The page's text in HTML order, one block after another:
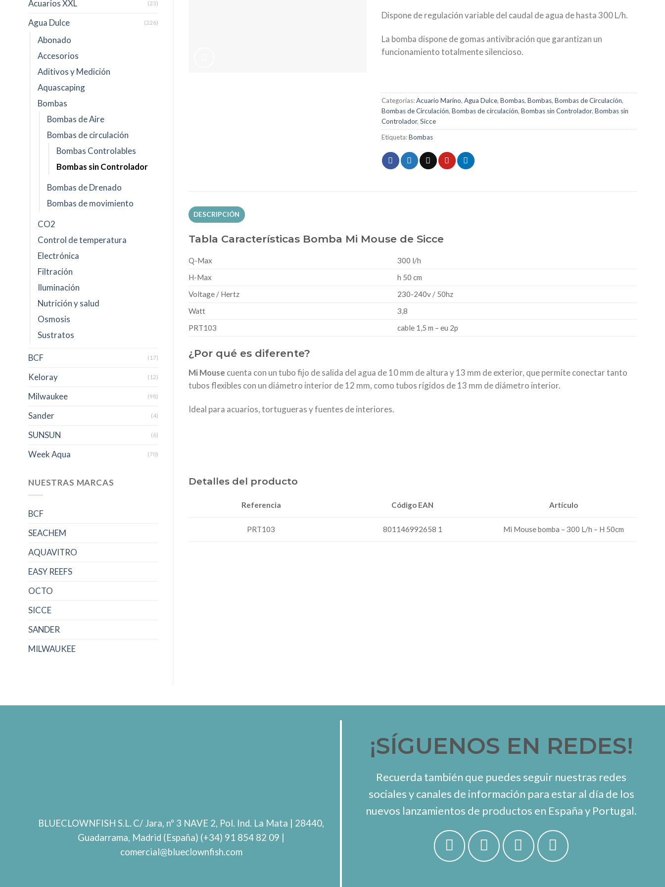
Acuarios XXL (23)
Agua Dulce (226)
Abonado
Accesorios
Aditivos y Medición
Aquascaping
Bombas
Bombas de Aire
Bombas de circulación
Bombas Controlables
Bombas sin Controlador
Bombas de Drenado
Bombas de movimiento
CO2
Control de temperatura
Electrónica
Filtración
Iluminación
Nutrición y salud
Osmosis
Sustratos
BCF (17)
Keloray (12)
Milwaukee (98)
Sander (4)
SUNSUN (6)
Week Aqua (70)
NUESTRAS MARCAS
BCF
SEACHEM
AQUAVITRO
EASY REEFS
OCTO
SICCE
SANDER
MILWAUKEE
Dispone de regulación variable del caudal de agua de hasta 300 L/h.
La bomba dispone de gomas antivibración que garantizan un
funcionamiento totalmente silencioso.
Categorías:Acuario Marino, Agua Dulce, Bombas, Bombas, Bombas de Circulación,
Bombas de Circulación, Bombas de circulación, Bombas sin Controlador, Bombas sin
Controlador, Sicce
Etiqueta:Bombas
DESCRIPCIÓN
Tabla Características Bomba Mi Mouse de Sicce
Q-Max
300 l/h
H-Max
h 50 cm
Voltage / Hertz
230-240v / 50hz
Watt
3,8
PRT103
cable 1,5 m – eu 2p
¿Por qué es diferente?
Mi Mouse cuenta con un tubo fijo de salida del agua de 10 mm de altura y 13 mm de exterior, que permite conectar tanto
tubos flexibles con un diámetro interior de 12 mm, como tubos rígidos de 13 mm de diámetro interior.
Ideal para acuarios, tortugueras y fuentes de interiores.
Detalles del producto
Referencia Código EAN Artículo
PRT103 801146992658 1 Mi Mouse bomba – 300 L/h – H 50cm
BLUECLOWNFISH S.L. C/ Jara, nº 3 NAVE 2, Pol. Ind. La Mata | 28440,
Guadarrama, Madrid (España) (+34) 91 854 82 09
comercial@blueclownfish.com
¡SÍGUENOS EN REDES!
Recuerda también que puedes seguir nuestras redes
sociales y canales de información para estar al día de los
nuevos lanzamientos de productos en España y Portugal.